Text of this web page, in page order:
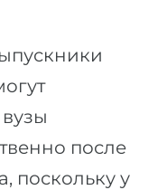
после
поскольку у